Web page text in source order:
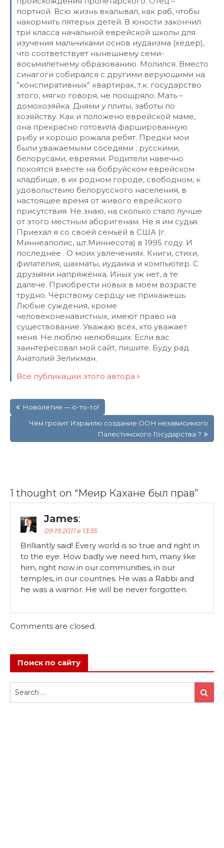
портной. Всю жизнь вкалывал, как раб, чтобы
накормить пятерых детей. В юности закончил
три класса начальной еврейской школы для
изучения мальчиками основ иудаизма (хедер),
что соответствует нынешнему семи-
восьмилетнему образованию. Молился. Вместо
синагоги собирался с другими верующими на
”конспиративных” квартирах, т.к. государство
этого, мягко говоря, не поощряло. Мать –
домохозяйка. Днями у плиты, заботы по
хозяйству. Как и положено еврейской маме,
она прекрасно готовила фаршированную
рыбу и хорошо рожала ребят. Предки мои
были уважаемыми соседями : русскими,
белорусами, евреями. Родители навечно
покоятся вместе на бобруйском еврейском
кладбище, в их родном городе, свободном, к
удовольствию белорусского населения, в
настоящее время от живого еврейского
присутствия. Не знаю, на сколько стало лучше
от этого местным аборигенам. Не я им судья.
Приехал я со своей семьёй в США (г.
Миннеаполис, шт.Миннесота) в 1995 году. И
последнее . О моих увлечениях. Книги, стихи,
филателия, шахматы, иудаика и компьютер. С
друзьями напряжёнка. Иных уж нет, а те
далече. Приобрести новых в моём возрасте
трудно. Чёрствому сердцу не прикажешь.
Любые суждения, кроме
человеконенавистных, имеют право на
существование. Уважаю всех, кто уважает
меня. Не люблю нелюбящих. Если вас
заинтересовал мой сайт, пишите. Буду рад.
Анатолий Зеликман.
Все публикации этого автора
по
записям
Новолетие — о-то-то!
Чем грозит Израилю создaние ООН независимого
Палестинского Государства ?
1 thought on “Mеир Кахане был прав”
James:
09.19.2011 в 13:35
Brilliantly said! Every world is so true and right in
to the eye. How badly we need him, many like
him, right now in our communities, in our
temples, in our countries. He was a Rabbi and
he was a warrior. He will be never forgotten.
Comments are closed.
Поиск по сайту
for:
Search